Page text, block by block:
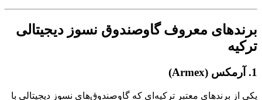
برندهای معروف گاوصندوق نسوز دیجیتالی
ترکیه
1. آرمکس (Armex)
یکی از برندهای معتبر ترکیه‌ای که گاوصندوق‌های نسوز دیجیتالی با